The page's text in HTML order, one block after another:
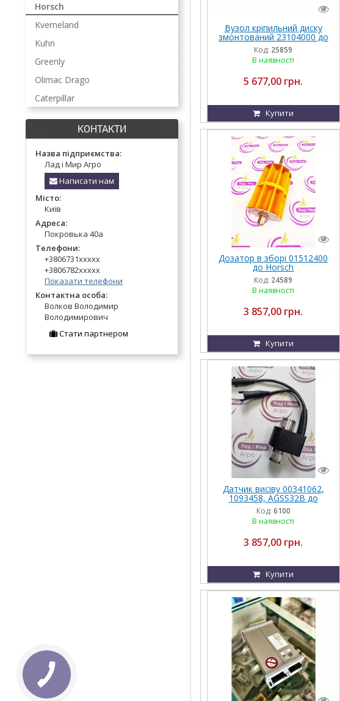
Вузол кріпильний диску
змонтований 23104000 до
HORSCH
Код: 25859
В наявності
5 677,00 грн.
Купити
Дозатор в зборі 01512400
до Horsch
Код: 24589
В наявності
3 857,00 грн.
Купити
Датчик висіву 00341062,
1093458, AGSS32B до
Horsch, Pottinger
Код: 6100
В наявності
3 857,00 грн.
Купити
Horsch
Kverneland
Kuhn
Greenly
Olimac Drago
Caterpillar
КОНТАКТИ
Назва підприємства:
Лад і Мир Агро
Написати нам
Місто:
Київ
Адреса:
Покровька 40а
Телефони:
+3806731xxxxx
+3806782xxxxx
Показати телефони
Контактна особа:
Волков Володимир
Володимирович
Стати партнером
КНОПКА
ЗВ'ЯЗКУ